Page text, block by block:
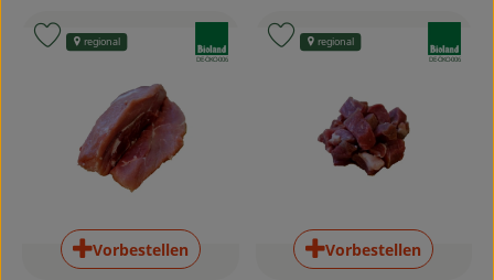
Vorbestellen
, Kontrollstelle:
DE-ÖKO-006
regional
Produkt zu Favouriten hinzufügen
Vorbestellen
, Kontrollstelle:
DE-ÖKO-006
regional
Produkt zu Favouriten